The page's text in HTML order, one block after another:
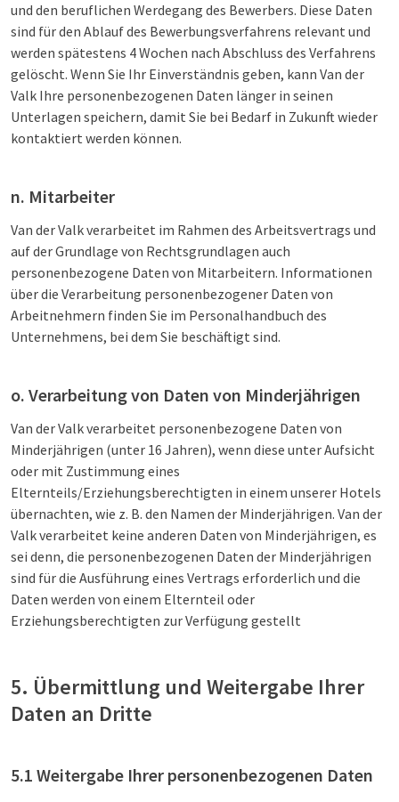
und den beruflichen Werdegang des Bewerbers. Diese Daten
sind für den Ablauf des Bewerbungsverfahrens relevant und
werden spätestens 4 Wochen nach Abschluss des Verfahrens
gelöscht. Wenn Sie Ihr Einverständnis geben, kann Van der
Valk Ihre personenbezogenen Daten länger in seinen
Unterlagen speichern, damit Sie bei Bedarf in Zukunft wieder
kontaktiert werden können.
n. Mitarbeiter
Van der Valk verarbeitet im Rahmen des Arbeitsvertrags und
auf der Grundlage von Rechtsgrundlagen auch
personenbezogene Daten von Mitarbeitern. Informationen
über die Verarbeitung personenbezogener Daten von
Arbeitnehmern finden Sie im Personalhandbuch des
Unternehmens, bei dem Sie beschäftigt sind.
o. Verarbeitung von Daten von Minderjährigen
Van der Valk verarbeitet personenbezogene Daten von
Minderjährigen (unter 16 Jahren), wenn diese unter Aufsicht
oder mit Zustimmung eines
Elternteils/Erziehungsberechtigten in einem unserer Hotels
übernachten, wie z. B. den Namen der Minderjährigen. Van der
Valk verarbeitet keine anderen Daten von Minderjährigen, es
sei denn, die personenbezogenen Daten der Minderjährigen
sind für die Ausführung eines Vertrags erforderlich und die
Daten werden von einem Elternteil oder
Erziehungsberechtigten zur Verfügung gestellt
5. Übermittlung und Weitergabe Ihrer
Daten an Dritte
5.1 Weitergabe Ihrer personenbezogenen Daten